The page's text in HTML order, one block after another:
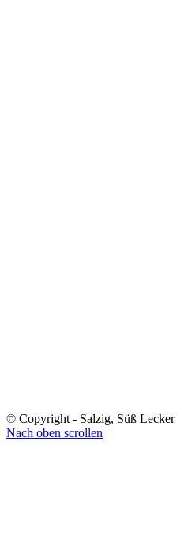
© Copyright - Salzig, Süß Lecker
Nach oben scrollen